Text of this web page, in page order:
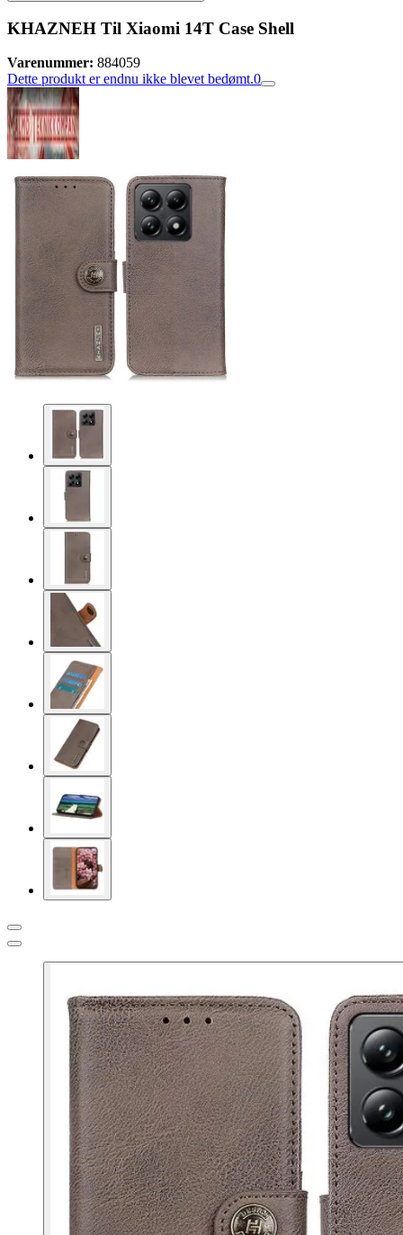
KHAZNEH Til Xiaomi 14T Case Shell
Varenummer: 884059
Dette produkt er endnu ikke blevet bedømt.0